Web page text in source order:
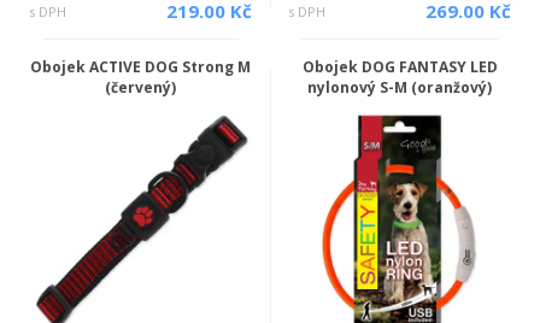
s DPH 219.00 Kč s DPH 269.00 Kč
Obojek ACTIVE DOG Strong M
(červený)
Obojek DOG FANTASY LED
nylonový S-M (oranžový)